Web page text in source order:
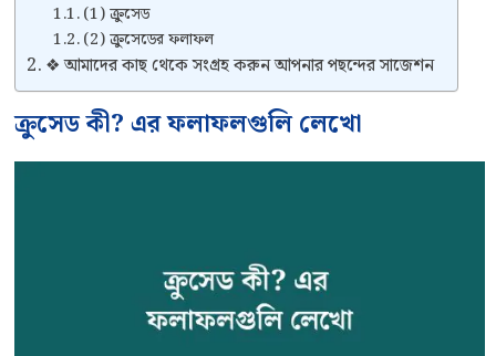
(1) ক্রুসেড
(2) ক্রুসেডের ফলাফল
❖ আমাদের কাছ থেকে সংগ্রহ করুন আপনার পছন্দের সাজেশন
ক্রুসেড কী? এর ফলাফলগুলি লেখো